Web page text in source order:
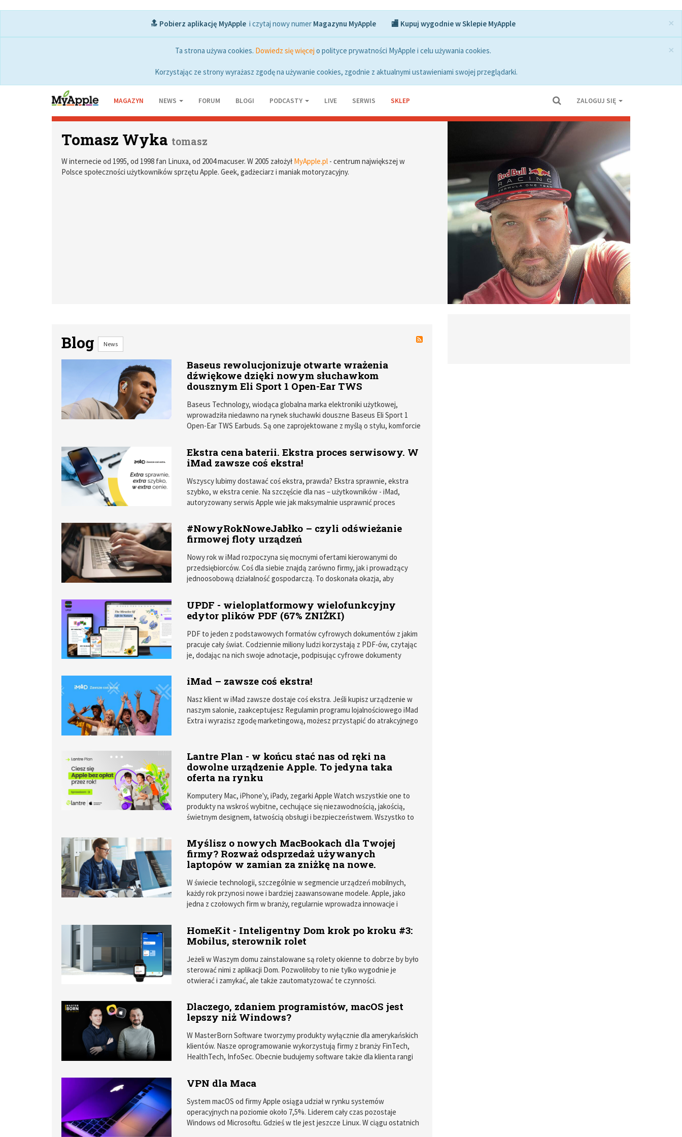
×
🔝 Pobierz aplikację MyApple i czytaj nowy numer Magazynu MyApple 🏬 Kupuj wygodnie w Sklepie MyApple
×
Ta strona używa cookies. Dowiedz się więcej o polityce prywatności MyApple i celu używania cookies.
Korzystając ze strony wyrażasz zgodę na używanie cookies, zgodnie z aktualnymi ustawieniami swojej przeglądarki.
MAGAZYN NEWS FORUM BLOGI PODCASTY LIVE SERWIS SKLEP ZALOGUJ SIĘ
Tomasz Wyka tomasz
W internecie od 1995, od 1998 fan Linuxa, od 2004 macuser. W 2005 założył MyApple.pl - centrum największej w
Polsce społeczności użytkowników sprzętu Apple. Geek, gadżeciarz i maniak motoryzacyjny.
Blog News
Baseus rewolucjonizuje otwarte wrażenia
dźwiękowe dzięki nowym słuchawkom
dousznym Eli Sport 1 Open-Ear TWS
Baseus Technology, wiodąca globalna marka elektroniki użytkowej,
wprowadziła niedawno na rynek słuchawki douszne Baseus Eli Sport 1
Open-Ear TWS Earbuds. Są one zaprojektowane z myślą o stylu, komforcie
treningu.
Ekstra cena baterii. Ekstra proces serwisowy. W
iMad zawsze coś ekstra!
Wszyscy lubimy dostawać coś ekstra, prawda? Ekstra sprawnie, ekstra
szybko, w ekstra cenie. Na szczęście dla nas – użytkowników - iMad,
autoryzowany serwis Apple wie jak maksymalnie usprawnić proces
wymianą baterii – czy jest ekstra?
#NowyRokNoweJabłko – czyli odświeżanie
firmowej floty urządzeń
Nowy rok w iMad rozpoczyna się mocnymi ofertami kierowanymi do
przedsiębiorców. Coś dla siebie znajdą zarówno firmy, jak i prowadzący
jednoosobową działalność gospodarczą. To doskonała okazja, aby
cieszyć się najnowszymi technologiami w konkurencyjnych cenach.
Przyjrzyjmy się bliżej dwóm specjalnym ofertom na MacBooki i iPhone’y.
UPDF - wieloplatformowy wielofunkcyjny
edytor plików PDF (67% ZNIŻKI)
PDF to jeden z podstawowych formatów cyfrowych dokumentów z jakim
pracuje cały świat. Codziennie miliony ludzi korzystają z PDF-ów, czytając
je, dodając na nich swoje adnotacje, podpisując cyfrowe dokumenty
konwertując inne czy zmieniając ich elementy. Nie mniej istotnym
elementem jest odpowiednia organizacja zbiorów PDF-ów. Do pracy z
PDF-ami nie wystarczy po prostu podgląd pliku. Aby w pełni móc korzystać
z dobrodziejstw cyfrowych dokumentów i publikacji w formacie PDF warto
wybrać najbardziej uniwersalne rozwiązanie, jakim jest UPDF.
iMad – zawsze coś ekstra!
Nasz klient w iMad zawsze dostaje coś ekstra. Jeśli kupisz urządzenie w
naszym salonie, zaakceptujesz Regulamin programu lojalnościowego iMad
Extra i wyrazisz zgodę marketingową, możesz przystąpić do atrakcyjnego
Lantre Plan - w końcu stać nas od ręki na
dowolne urządzenie Apple. To jedyna taka
oferta na rynku
Komputery Mac, iPhone'y, iPady, zegarki Apple Watch wszystkie one to
produkty na wskroś wybitne, cechujące się niezawodnością, jakością,
świetnym designem, łatwością obsługi i bezpieczeństwem. Wszystko to
nowego Maca, iPhone'a czy innego urządzenia Apple wiązała się z
mozolnym odkładaniem funduszy i wymagała często dużej cierpliwości.
Teraz dzięki usłudze Lantre Plan można pozwolić sobie na dowolne
urządzenie Apple, a płatność za nie zrealizować w ciągu kolejnych 12
miesięcy. To jedyna tego typu oferta na rynku.
Myślisz o nowych MacBookach dla Twojej
firmy? Rozważ odsprzedaż używanych
laptopów w zamian za zniżkę na nowe.
W świecie technologii, szczególnie w segmencie urządzeń mobilnych,
każdy rok przynosi nowe i bardziej zaawansowane modele. Apple, jako
jedna z czołowych firm w branży, regularnie wprowadza innowacje i
najbardziej przełomowych osiągnięć ostatnich lat jest wprowadzenie chipa
M2, który przyniósł znaczne zwiększenie wydajności MacBooków w
porównaniu do wcześniejszych wersji. Jeśli w firmie korzystacie ze
starszych modeli urządzeń Apple, warto zastanowić się nad
odsprzedaniem aktualnie używanego sprzętu i zakupem nowszego modelu
z chipem M2.
HomeKit - Inteligentny Dom krok po kroku #3:
Mobilus, sterownik rolet
Jeżeli w Waszym domu zainstalowane są rolety okienne to dobrze by było
sterować nimi z aplikacji Dom. Pozwoliłoby to nie tylko wygodnie je
otwierać i zamykać, ale także zautomatyzować te czynności.
Dlaczego, zdaniem programistów, macOS jest
lepszy niż Windows?
W MasterBorn Software tworzymy produkty wyłącznie dla amerykańskich
klientów. Nasze oprogramowanie wykorzystują firmy z branży FinTech,
HealthTech, InfoSec. Obecnie budujemy software także dla klienta rangi
wyceniany jest na co najmniej miliard dolarów amerykańskich) z Pao Alto,
CA. Pominiemy w tej chwili dalsze wprowadzenia. Możecie sprawdzić
więcej o nas tutaj
VPN dla Maca
System macOS od firmy Apple osiąga udział w rynku systemów
operacyjnych na poziomie około 7,5%. Liderem cały czas pozostaje
Windows od Microsoftu. Gdzieś w tle jest jeszcze Linux. W ciągu ostatnich